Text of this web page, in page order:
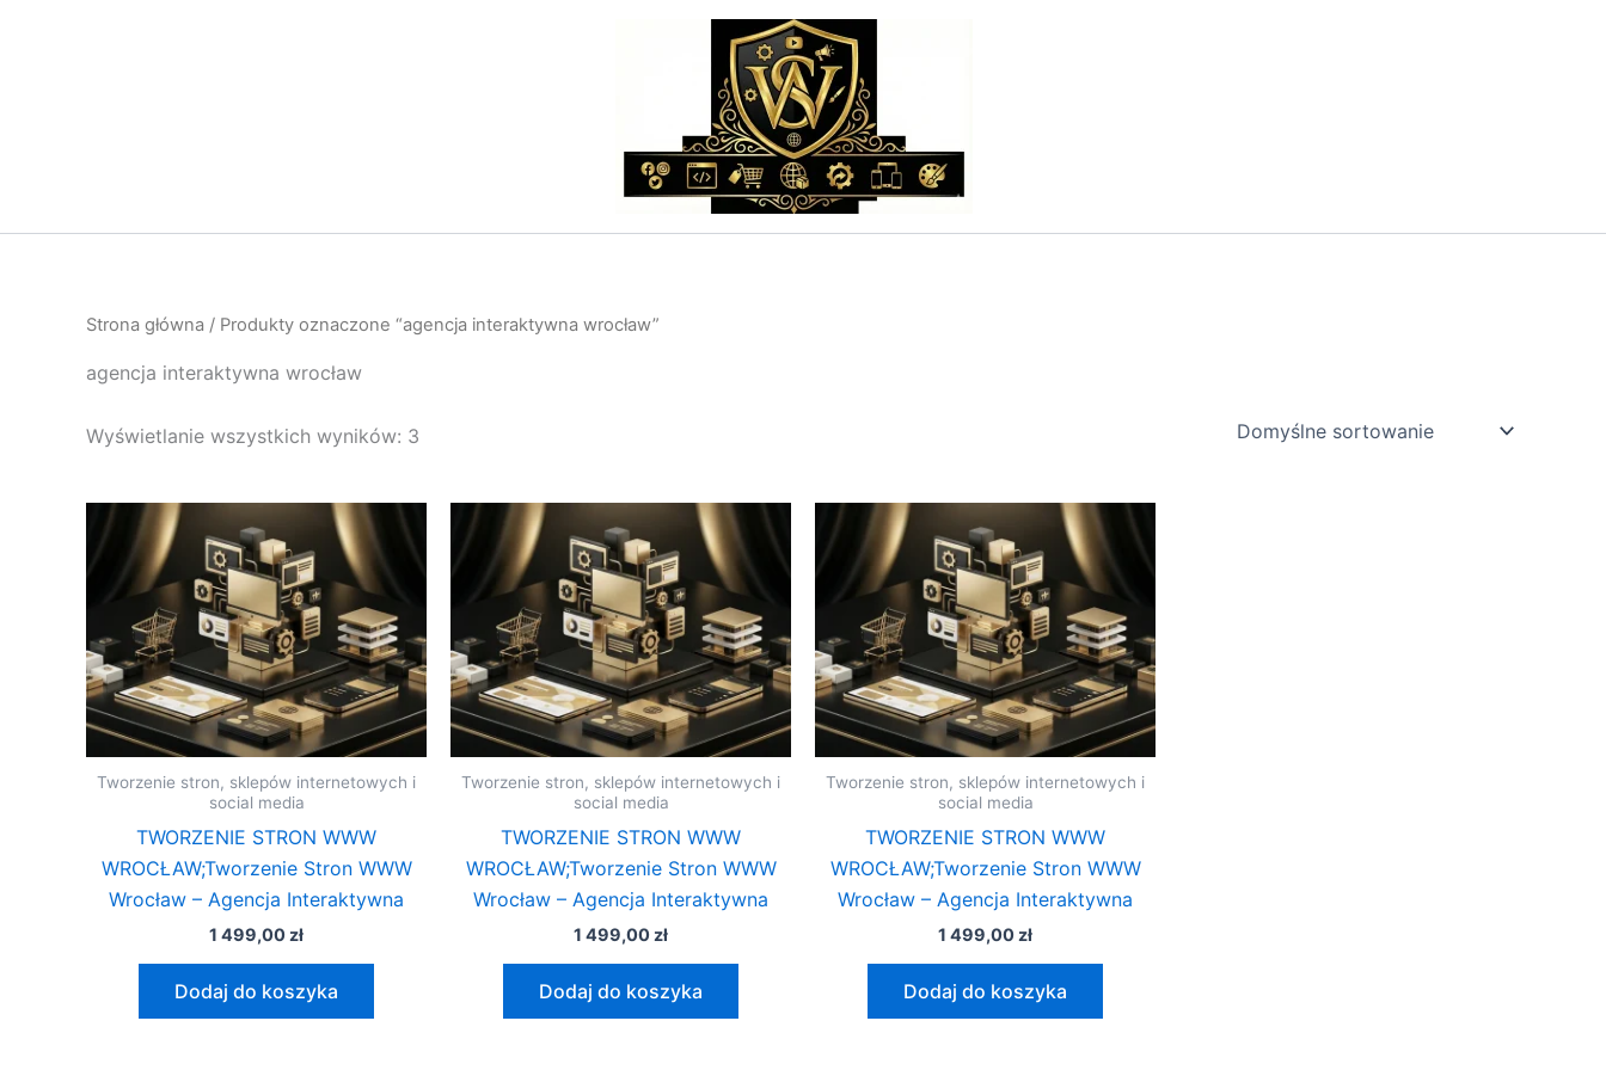
Strona główna / Produkty oznaczone “agencja interaktywna wrocław”
agencja interaktywna wrocław
Wyświetlanie wszystkich wyników: 3
Tworzenie stron, sklepów internetowych i
social media
TWORZENIE STRON WWW
WROCŁAW;Tworzenie Stron WWW
Wrocław – Agencja Interaktywna
1 499,00 zł
Dodaj do koszyka
Tworzenie stron, sklepów internetowych i
social media
TWORZENIE STRON WWW
WROCŁAW;Tworzenie Stron WWW
Wrocław – Agencja Interaktywna
1 499,00 zł
Dodaj do koszyka
Tworzenie stron, sklepów internetowych i
social media
TWORZENIE STRON WWW
WROCŁAW;Tworzenie Stron WWW
Wrocław – Agencja Interaktywna
1 499,00 zł
Dodaj do koszyka